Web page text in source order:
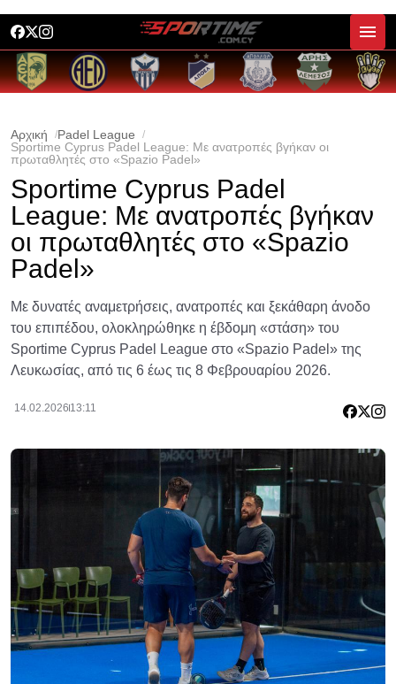
Αρχική
Padel League
Sportime Cyprus Padel League: Με ανατροπές βγήκαν οι
πρωταθλητές στο «Spazio Padel»
Sportime Cyprus Padel
League: Με ανατροπές βγήκαν
οι πρωταθλητές στο «Spazio
Padel»
Με δυνατές αναμετρήσεις, ανατροπές και ξεκάθαρη άνοδο
του επιπέδου, ολοκληρώθηκε η έβδομη «στάση» του
Sportime Cyprus Padel League στο «Spazio Padel» της
Λευκωσίας, από τις 6 έως τις 8 Φεβρουαρίου 2026.
14.02.2026 13:11